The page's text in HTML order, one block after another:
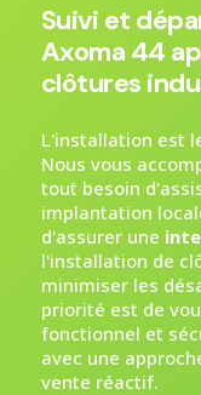
Suivi et
Axoma 44
clôtures
L'installation est
Nous vous
tout besoin
implantation
d'assurer une
l'installation de
minimiser les
priorité est de
fonctionnel et
avec une
vente réactif.